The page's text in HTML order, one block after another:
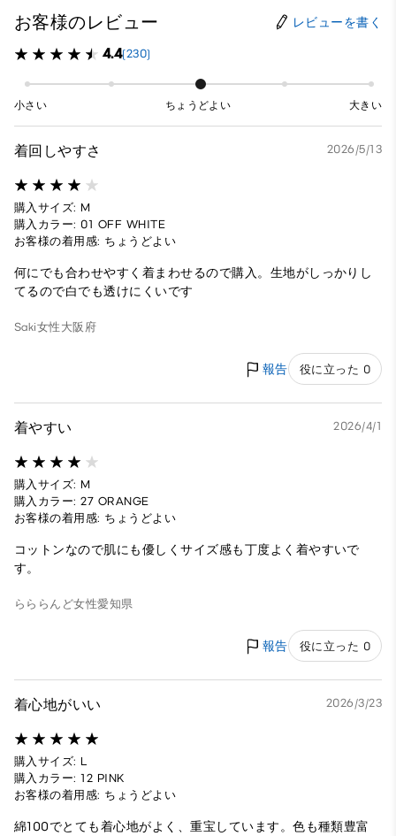
お客様のレビュー レビューを書く
4.4(230)
小さい ちょうどよい 大きい
着回しやすさ 2026/5/13
購入サイズ: M
購入カラー: 01 OFF WHITE
お客様の着用感: ちょうどよい
何にでも合わせやすく着まわせるので購入。生地がしっかりし
てるので白でも透けにくいです
Saki女性 大阪府
報告 役に立った 0
着やすい 2026/4/1
購入サイズ: M
購入カラー: 27 ORANGE
お客様の着用感: ちょうどよい
コットンなので肌にも優しくサイズ感も丁度よく着やすいで
す。
らららんど女性愛知県
報告 役に立った 0
着心地がいい 2026/3/23
購入サイズ: L
購入カラー: 12 PINK
お客様の着用感: ちょうどよい
綿100でとても着心地がよく、重宝しています。色も種類豊富